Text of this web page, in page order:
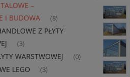
–
I BUDOWA
(8)
Z PŁYTY
(3)
WARSTWOWEJ (0)
LEGO (3)